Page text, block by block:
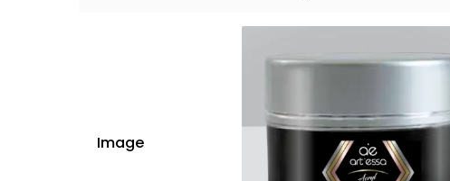
Image